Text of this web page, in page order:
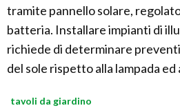
tramite pannello solare,
batteria. Installare impianti di
richiede di determinare
del sole rispetto alla lampada ed
tavoli da giardino